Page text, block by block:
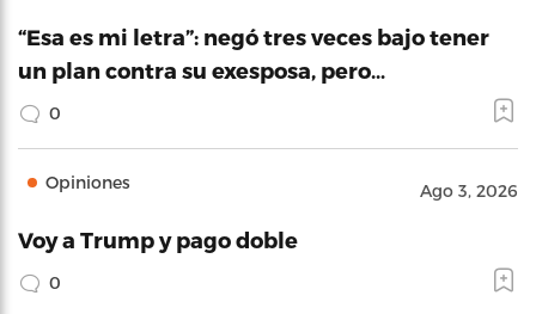
“Esa es mi letra”: negó tres veces bajo tener
un plan contra su exesposa, pero…
0
Opiniones Ago 3, 2026
Voy a Trump y pago doble
0